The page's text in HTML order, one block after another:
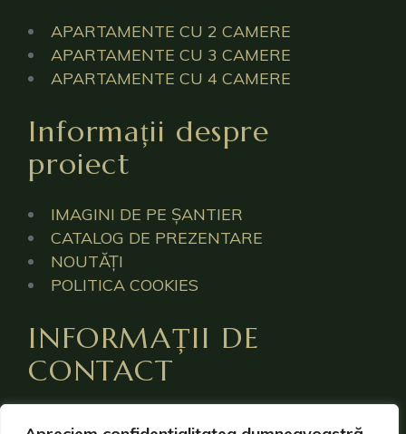
APARTAMENTE CU 2 CAMERE
APARTAMENTE CU 3 CAMERE
APARTAMENTE CU 4 CAMERE
Informații despre
proiect
IMAGINI DE PE ȘANTIER
CATALOG DE PREZENTARE
NOUTĂȚI
POLITICA COOKIES
INFORMAȚII DE
CONTACT